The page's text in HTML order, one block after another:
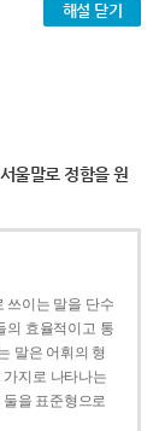
해설 닫기
울말로 정함을 원
쓰이는 말을 단수
의 효율적이고 통
말은 어휘의 형
지로 나타나는
을 표준형으로